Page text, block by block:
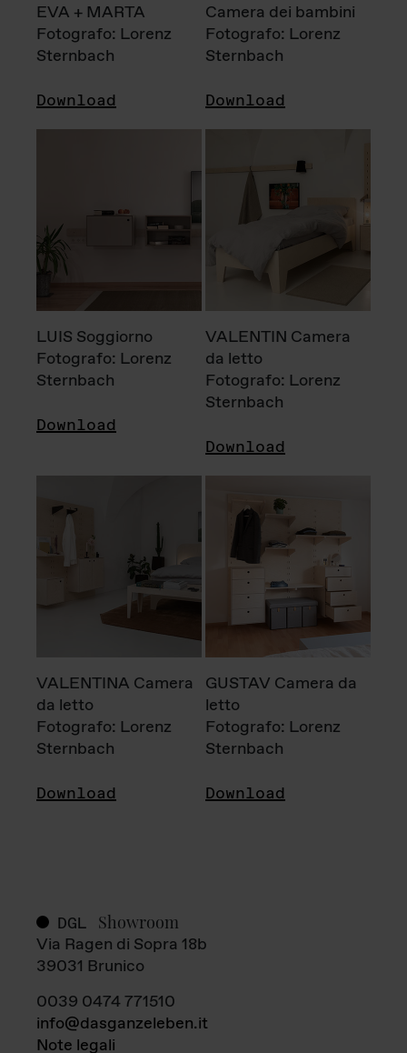
EVA + MARTA
Fotografo: Lorenz
Sternbach
Download
Camera dei bambini
Fotografo: Lorenz
Sternbach
Download
LUIS Soggiorno
Fotografo: Lorenz
Sternbach
Download
VALENTIN Camera
da letto
Fotografo: Lorenz
Sternbach
Download
VALENTINA Camera
da letto
Fotografo: Lorenz
Sternbach
Download
GUSTAV Camera da
letto
Fotografo: Lorenz
Sternbach
Download
DGL Showroom
Via Ragen di Sopra 18b
39031 Brunico
0039 0474 771510
info@dasganzeleben.it
Note legali